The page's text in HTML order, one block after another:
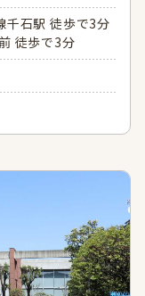
千石駅 徒歩で3分
徒歩で3分